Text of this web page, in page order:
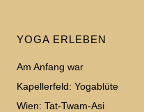
YOGA ERLEBEN
Am Anfang war
Kapellerfeld: Yogablüte
Wien: Tat-Twam-Asi